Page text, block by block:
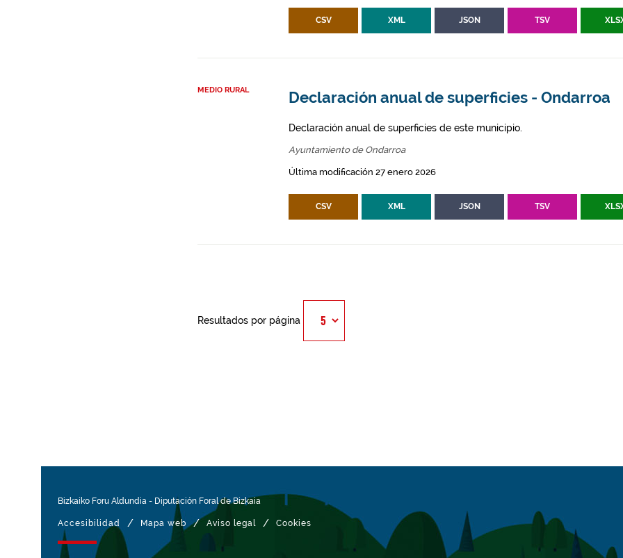
CSV XML JSON TSV
MEDIO RURAL Declaración anual de superficies - Ondarroa
Declaración anual de superficies de este municipio.
Ayuntamiento de Ondarroa
Última modificación 27 enero 2026
CSV XML JSON TSV
Resultados por página
Bizkaiko Foru Aldundia - Diputación Foral de Bizkaia
Accesibilidad / Mapa web / Aviso legal / Cookies